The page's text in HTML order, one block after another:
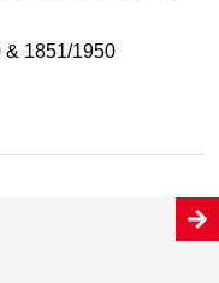
& 1851/1950